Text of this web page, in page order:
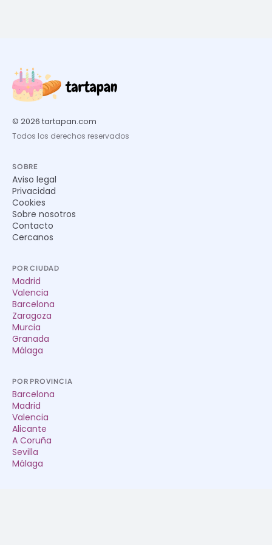
© 2026 tartapan.com
Todos los derechos reservados
SOBRE
Aviso legal
Privacidad
Cookies
Sobre nosotros
Contacto
Cercanos
POR CIUDAD
Madrid
Valencia
Barcelona
Zaragoza
Murcia
Granada
Málaga
POR PROVINCIA
Barcelona
Madrid
Valencia
Alicante
A Coruña
Sevilla
Málaga